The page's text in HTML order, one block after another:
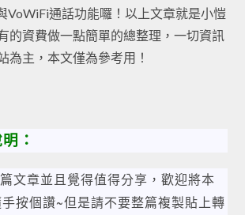
VoWiFi通話功能囉！以上文章就是小愷
的資費做一點簡單的總整理，一切資訊
為主，本文僅為參考用！
：
文章並且覺得值得分享，歡迎將本
按個讚~但是請不要整篇複製貼上轉